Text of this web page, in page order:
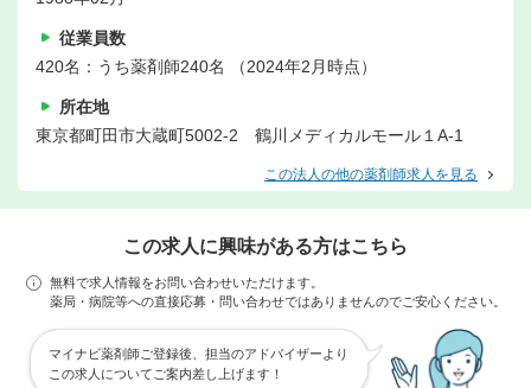
従業員数
420名：うち薬剤師240名 （2024年2月時点）
所在地
東京都町田市大蔵町5002-2 鶴川メディカルモール１A-1
この法人の他の薬剤師求人を見る
この求人に興味がある方はこちら
無料で求人情報をお問い合わせいただけます。
薬局・病院等への直接応募・問い合わせではありませんのでご安心ください。
マイナビ薬剤師ご登録後、担当のアドバイザーより
この求人についてご案内差し上げます！